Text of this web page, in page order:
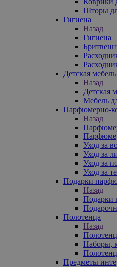
Шторы
Гигиена
Назад
Гигиена
Детская мебель
Назад
Детская
Мебель
Парфюмерно-
Назад
Уход за
Уход за
Уход за
Уход за
Подарки
Назад
Подарки
Полотенца
Назад
Наборы,
Предметы